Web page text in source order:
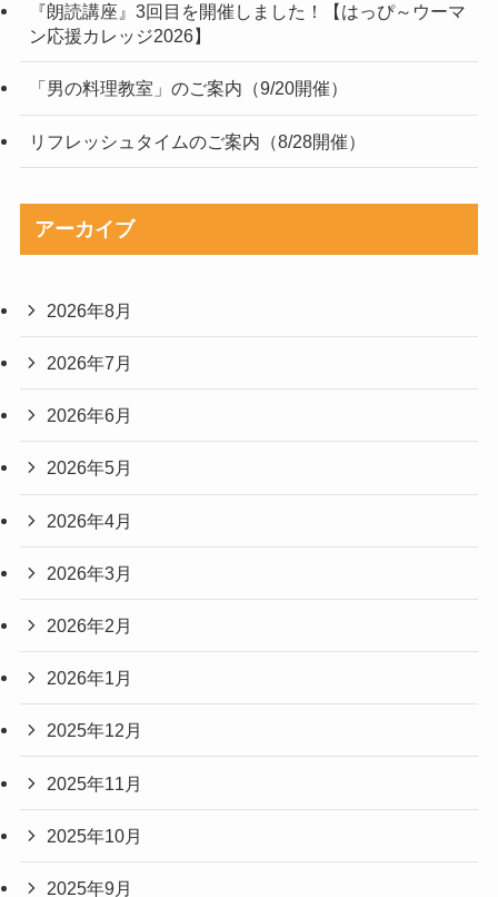
『朗読講座』3回目を開催しました！【はっぴ～ウーマ
ン応援カレッジ2026】
「男の料理教室」のご案内（9/20開催）
リフレッシュタイムのご案内（8/28開催）
アーカイブ
2026年8月
2026年7月
2026年6月
2026年5月
2026年4月
2026年3月
2026年2月
2026年1月
2025年12月
2025年11月
2025年10月
2025年9月